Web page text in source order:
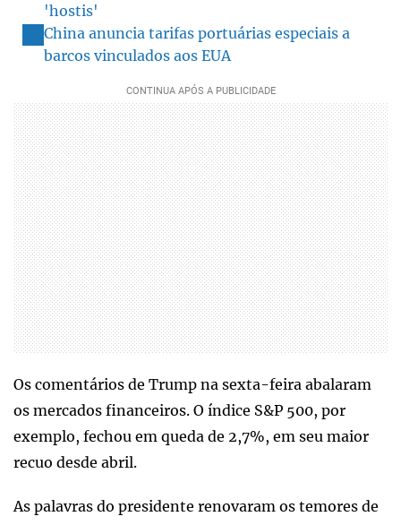
'hostis'
China anuncia tarifas portuárias especiais a
barcos vinculados aos EUA
Os comentários de Trump na sexta-feira abalaram
os mercados financeiros. O índice S&P 500, por
exemplo, fechou em queda de 2,7%, em seu maior
recuo desde abril.
As palavras do presidente renovaram os temores de